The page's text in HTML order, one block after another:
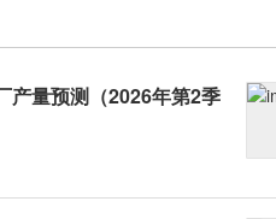
产量预测（2026年第2季